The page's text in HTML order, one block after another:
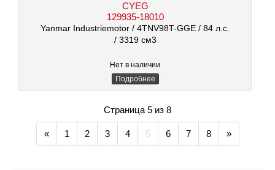
CYEG
129935-18010
Yanmar Industriemotor/ 4TNV98T-GGE / 84 л.с.
/ 3319 см3
Нет в наличии
Подробнее
Страница 5 из 8
« 1 2 3 4 5 6 7 8 »